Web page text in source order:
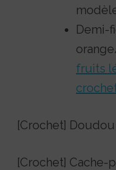
Demi-
fruits
[Crochet] Doudou
[Crochet] Cache-